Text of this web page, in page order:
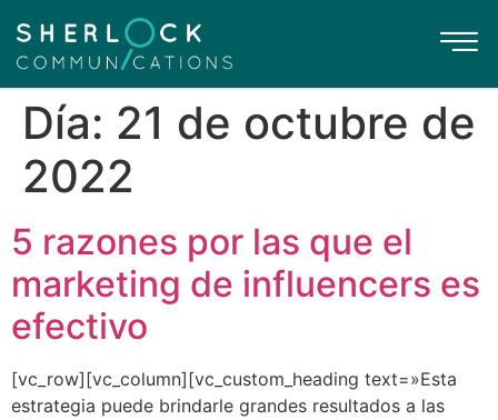
Día: 21 de octubre de
2022
5 razones por las que el
marketing de influencers es
efectivo
[vc_row][vc_column][vc_custom_heading text=»Esta
estrategia puede brindarle grandes resultados a las